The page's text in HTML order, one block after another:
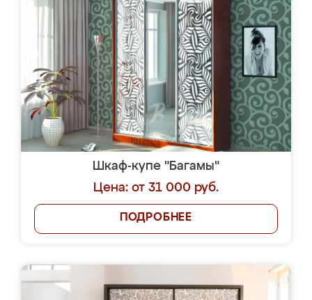
Шкаф-купе "Багамы"
Цена: от 31 000 руб.
ПОДРОБНЕЕ